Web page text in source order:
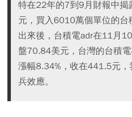
特在22年的7到9月財報中揭
元，買入6010萬個單位的台
出來後，台積電adr在11月
盤70.84美元，台灣的台積
漲幅8.34%，收在441.5元
兵效應。